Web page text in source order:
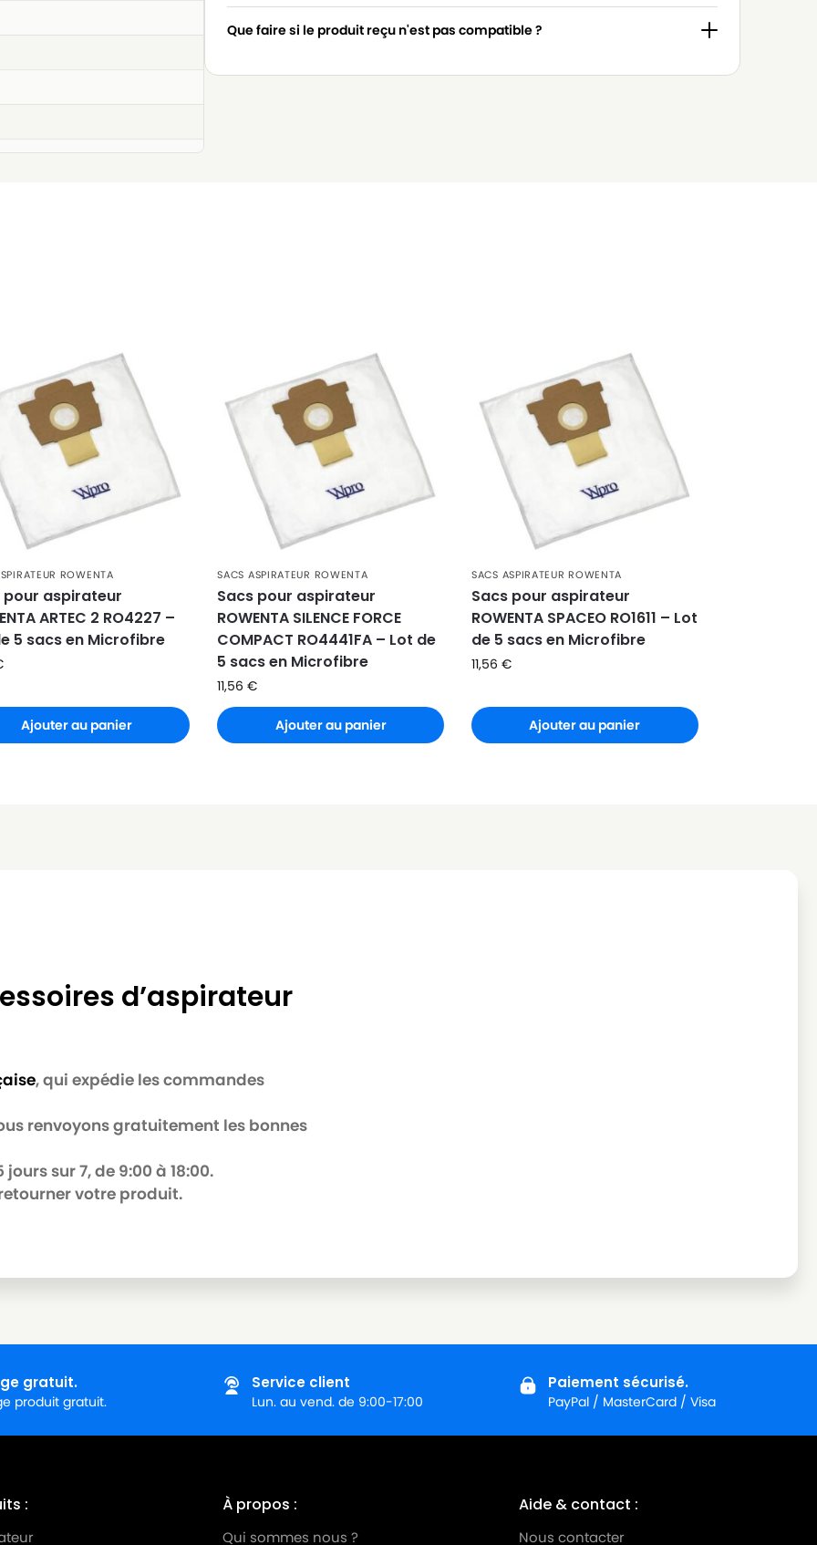
Que faire si le produit reçu n'est pas compatible ?
ROWENTA
pour aspirateur
ARTEC 2 RO4227 –
5 sacs en Microfibre
Ajouter au panier
SACS ASPIRATEUR ROWENTA
Sacs pour aspirateur
ROWENTA SILENCE FORCE
COMPACT RO4441FA – Lot de
5 sacs en Microfibre
11,56€
Ajouter au panier
SACS ASPIRATEUR ROWENTA
Sacs pour aspirateur
ROWENTA SPACEO RO1611 – Lot
de 5 sacs en Microfibre
11,56€
Ajouter au panier
d’aspirateur
, qui expédie les commandes
renvoyons gratuitement les bonnes
sur 7, de 9:00 à 18:00.
votre produit.
gratuit.
produit gratuit.
Service client
Lun. au vend. de 9:00-17:00
Paiement sécurisé.
PayPal / MasterCard / Visa
: À propos :
Qui sommes nous ?
Aide & contact :
Nous contacter